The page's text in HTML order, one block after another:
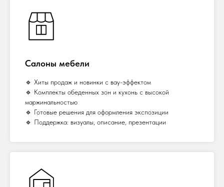
Салоны мебели
🔹 Хиты продаж и новинки с вау-эффектом
🔹 Комплекты обеденных зон и кухонь с высокой
маржинальностью
🔹 Готовые решения для оформления экспозиции
🔹 Поддержка: визуалы, описание, презентации